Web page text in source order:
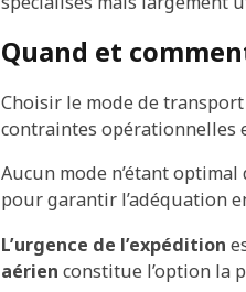
Quand et
Choisir le mode de
contraintes opérationnelles
Aucun mode n’étant
pour garantir l’adéquation
L’urgence de l’expédition
aérien constitue l’option la